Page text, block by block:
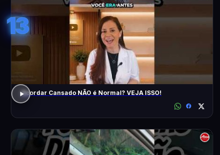
13
Acordar Cansado NÃO é Normal? VEJA ISSO!